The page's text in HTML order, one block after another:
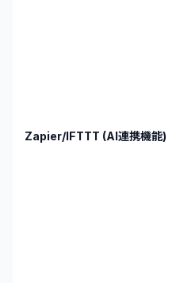
Zapier/IFTTT (AI連携機能)